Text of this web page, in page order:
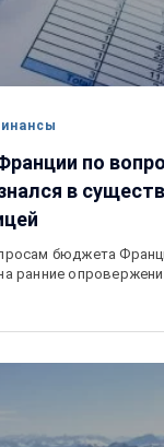
по
в
бюджета
ранние